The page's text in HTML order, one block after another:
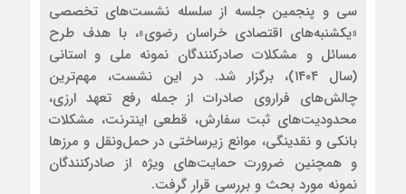
سی و پنجمین جلسه از سلسله نشست‌های تخصصی
«یکشنبه‌های اقتصادی خراسان رضوی»، با هدف طرح
مسائل و مشکلات صادرکنندگان نمونه ملی و استانی
(سال ۱۴۰۴)، برگزار شد. در این نشست، مهم‌ترین
چالش‌های فراروی صادرات از جمله رفع تعهد ارزی،
محدودیت‌های ثبت سفارش، قطعی اینترنت، مشکلات
بانکی و نقدینگی، موانع زیرساختی در حمل‌ونقل و مرزها
و همچنین ضرورت حمایت‌های ویژه از صادرکنندگان
نمونه مورد بحث و بررسی قرار گرفت.